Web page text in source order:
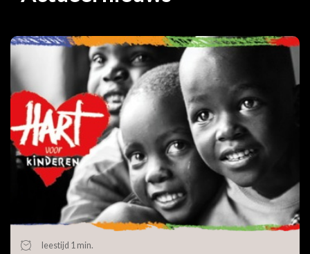
Uw adres:
Uw bijdrage:
Doel:
Bedrag:
Frequentie:
Ga terug
leestijd 1 min.